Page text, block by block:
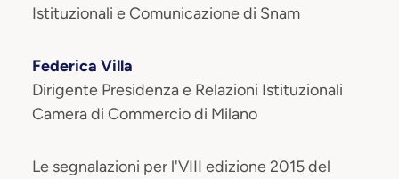
Istituzionali e Comunicazione di Snam
Federica Villa
Dirigente Presidenza e Relazioni Istituzionali
Camera di Commercio di Milano
Le segnalazioni per l'VIII edizione 2015 del